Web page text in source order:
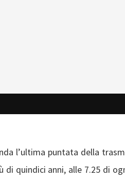
l’ultima puntata della
di quindici anni, alle 7.25 di